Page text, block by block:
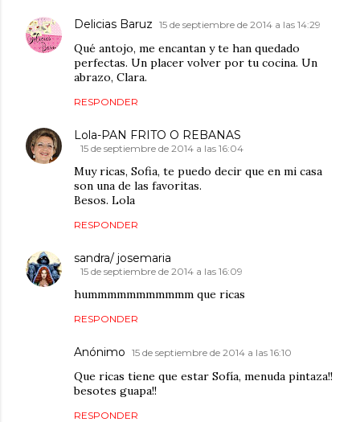
Delicias Baruz 15 de septiembre de 2014 a las 14:29
Qué antojo, me encantan y te han quedado
perfectas. Un placer volver por tu cocina. Un
abrazo, Clara.
RESPONDER
Lola-PAN FRITO O REBANAS
15 de septiembre de 2014 a las 16:04
Muy ricas, Sofia, te puedo decir que en mi casa
son una de las favoritas.
Besos. Lola
RESPONDER
sandra/ josemaria
15 de septiembre de 2014 a las 16:09
hummmmmmmmmmm que ricas
RESPONDER
Anónimo 15 de septiembre de 2014 a las 16:10
Que ricas tiene que estar Sofía, menuda pintaza!!
besotes guapa!!
RESPONDER